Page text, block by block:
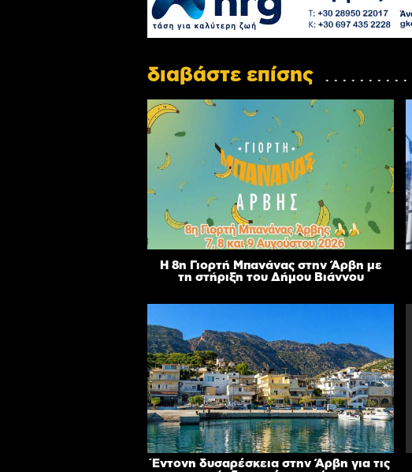
διαβάστε επίσης
Η 8η Γιορτή Μπανάνας στην Άρβη με
τη στήριξη του Δήμου Βιάννου
Έντονη δυσαρέσκεια στην Άρβη για τις